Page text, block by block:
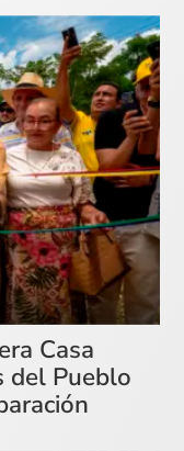
Casa
del Pueblo